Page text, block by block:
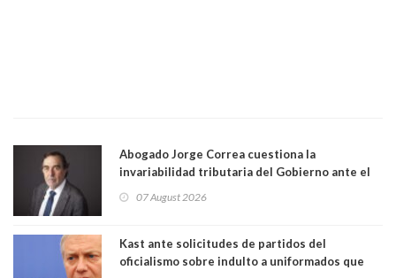
Abogado Jorge Correa cuestiona la
invariabilidad tributaria del Gobierno ante el
democracia” y "defendemos la alternancia en el
07 August 2026
Kast ante solicitudes de partidos del
oficialismo sobre indulto a uniformados que